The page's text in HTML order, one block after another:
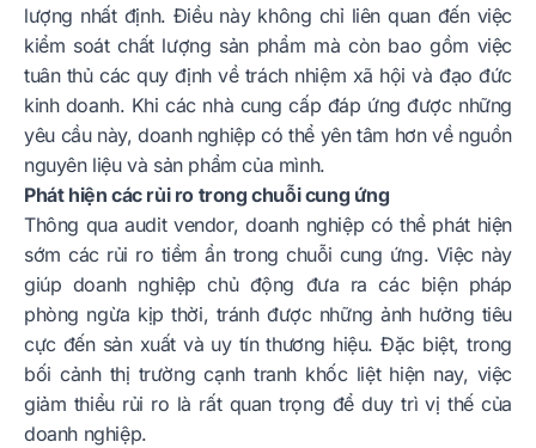
lượng nhất định. Điều này không chỉ liên quan đến việc
kiểm soát chất lượng sản phẩm mà còn bao gồm việc
tuân thủ các quy định về trách nhiệm xã hội và đạo đức
kinh doanh. Khi các nhà cung cấp đáp ứng được những
yêu cầu này, doanh nghiệp có thể yên tâm hơn về nguồn
nguyên liệu và sản phẩm của mình.
Phát hiện các rủi ro trong chuỗi cung ứng
Thông qua audit vendor, doanh nghiệp có thể phát hiện
sớm các rủi ro tiềm ẩn trong chuỗi cung ứng. Việc này
giúp doanh nghiệp chủ động đưa ra các biện pháp
phòng ngừa kịp thời, tránh được những ảnh hưởng tiêu
cực đến sản xuất và uy tín thương hiệu. Đặc biệt, trong
bối cảnh thị trường cạnh tranh khốc liệt hiện nay, việc
giảm thiểu rủi ro là rất quan trọng để duy trì vị thế của
doanh nghiệp.